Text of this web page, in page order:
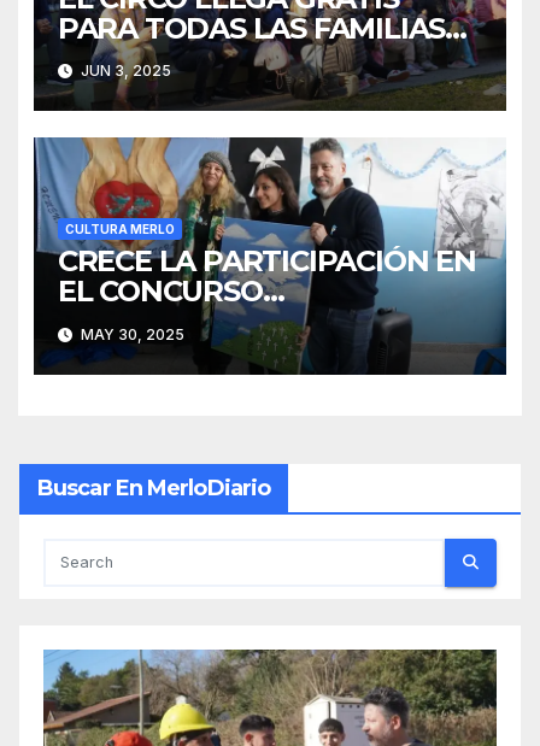
PARA TODAS LAS FAMILIAS
DE MERLO
JUN 3, 2025
CULTURA MERLO
CRECE LA PARTICIPACIÓN EN
EL CONCURSO
“EMBAJADORES MERLENSES
POR MALVINAS”
MAY 30, 2025
Buscar En MerloDiario